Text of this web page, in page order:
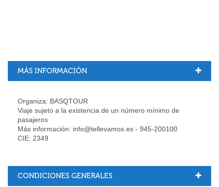
MÁS INFORMACIÓN
Organiza: BASQTOUR
Viaje sujeto a la existencia de un número mínimo de
pasajeros
Más información: info@tellevamos.es - 945-200100
CIE: 2349
CONDICIONES GENERALES